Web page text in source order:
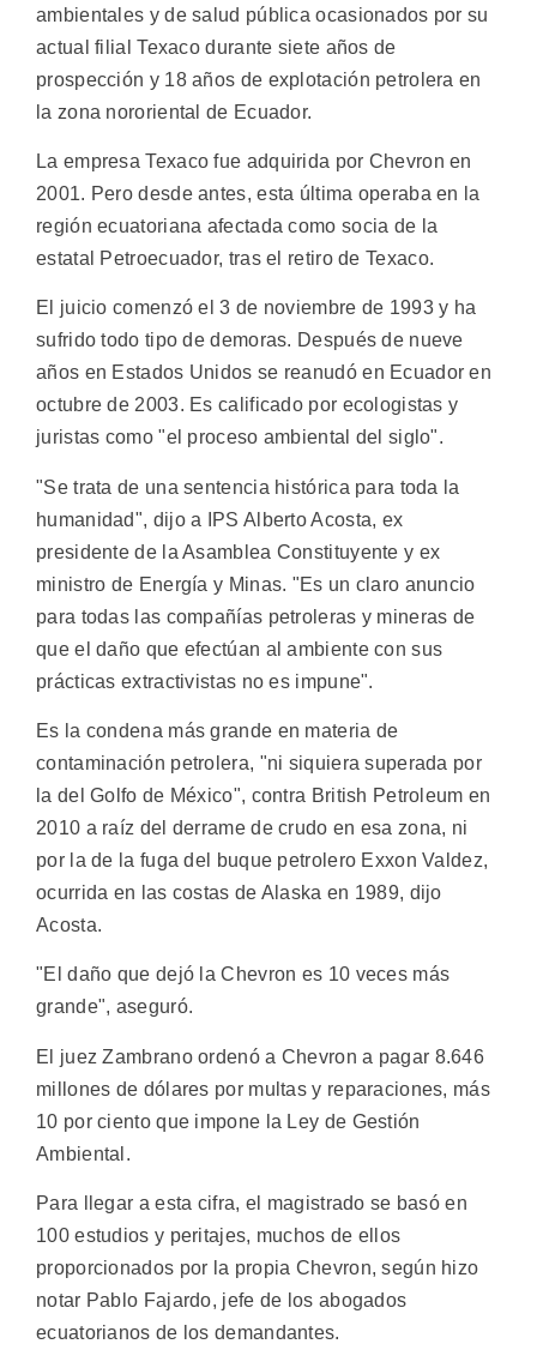
ambientales y de salud pública ocasionados por su
actual filial Texaco durante siete años de
prospección y 18 años de explotación petrolera en
la zona nororiental de Ecuador.
La empresa Texaco fue adquirida por Chevron en
2001. Pero desde antes, esta última operaba en la
región ecuatoriana afectada como socia de la
estatal Petroecuador, tras el retiro de Texaco.
El juicio comenzó el 3 de noviembre de 1993 y ha
sufrido todo tipo de demoras. Después de nueve
años en Estados Unidos se reanudó en Ecuador en
octubre de 2003. Es calificado por ecologistas y
juristas como "el proceso ambiental del siglo".
"Se trata de una sentencia histórica para toda la
humanidad", dijo a IPS Alberto Acosta, ex
presidente de la Asamblea Constituyente y ex
ministro de Energía y Minas. "Es un claro anuncio
para todas las compañías petroleras y mineras de
que el daño que efectúan al ambiente con sus
prácticas extractivistas no es impune".
Es la condena más grande en materia de
contaminación petrolera, "ni siquiera superada por
la del Golfo de México", contra British Petroleum en
2010 a raíz del derrame de crudo en esa zona, ni
por la de la fuga del buque petrolero Exxon Valdez,
ocurrida en las costas de Alaska en 1989, dijo
Acosta.
"El daño que dejó la Chevron es 10 veces más
grande", aseguró.
El juez Zambrano ordenó a Chevron a pagar 8.646
millones de dólares por multas y reparaciones, más
10 por ciento que impone la Ley de Gestión
Ambiental.
Para llegar a esta cifra, el magistrado se basó en
100 estudios y peritajes, muchos de ellos
proporcionados por la propia Chevron, según hizo
notar Pablo Fajardo, jefe de los abogados
ecuatorianos de los demandantes.